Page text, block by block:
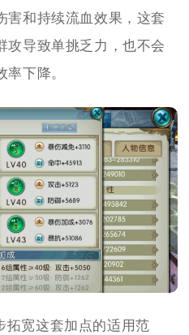
害和持续流血效果，这套
攻导致单挑乏力，也不会
下降。
拓宽这套加点的适用范